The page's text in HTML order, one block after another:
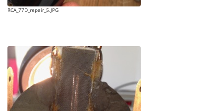
RCA_77D_repair_5.JPG